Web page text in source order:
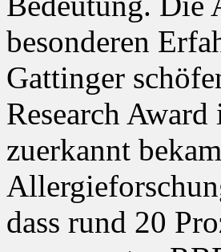
besonderen
Gattinger
Research
zuerkannt
dass rund 20